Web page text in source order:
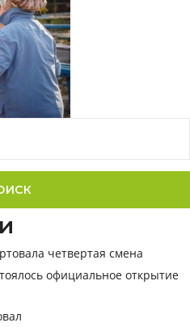
четвертая смена
официальное открытие